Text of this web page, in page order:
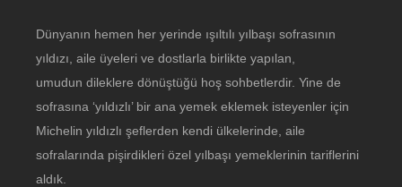
Dünyanın hemen her yerinde ışıltılı yılbaşı sofrasının
yıldızı, aile üyeleri ve dostlarla birlikte yapılan,
umudun dileklere dönüştüğü hoş sohbetlerdir. Yine de
sofrasına ‘yıldızlı’ bir ana yemek eklemek isteyenler için
Michelin yıldızlı şeflerden kendi ülkelerinde, aile
sofralarında pişirdikleri özel yılbaşı yemeklerinin tariflerini
aldık.